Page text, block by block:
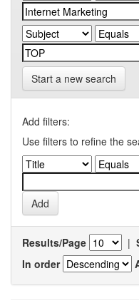
Start a new search
Add filters:
Use filters to refine the
Results/Page |
In order